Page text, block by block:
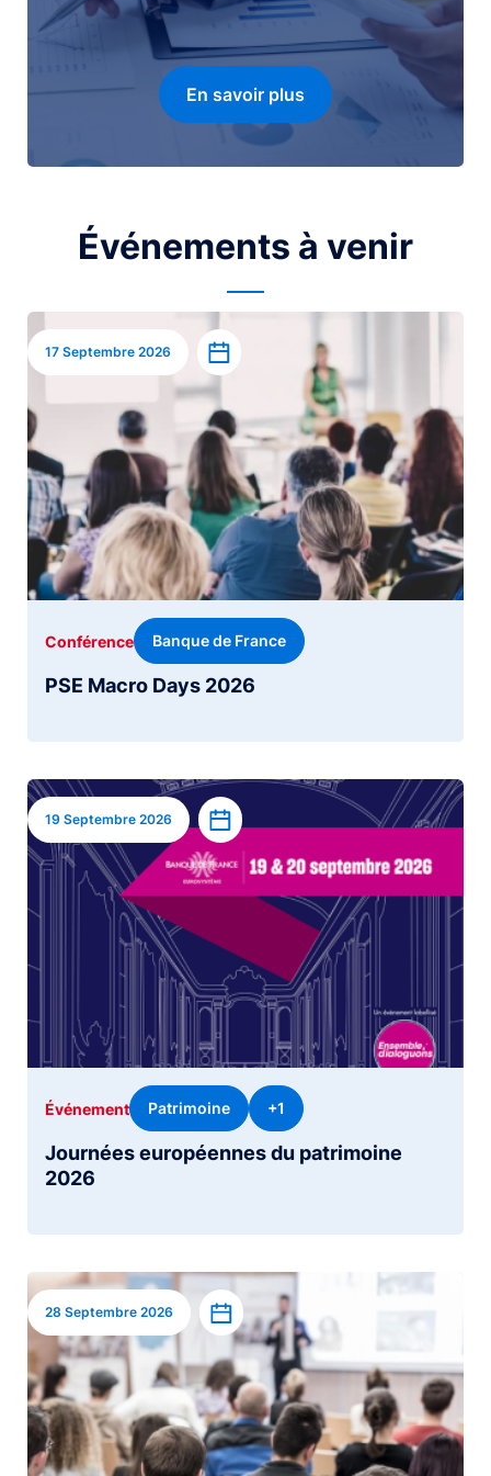
En savoir plus
Événements à venir
Image
17 Septembre 2026 Ajouter à l’agenda
PSE Macro Days 2026
Conférence Banque de France
Image
19 Septembre 2026 Ajouter à l’agenda
Journées européennes du patrimoine
2026
Événement Patrimoine +1
Image
28 Septembre 2026 Ajouter à l’agenda